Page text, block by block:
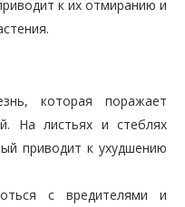
к их отмиранию и
которая поражает
На листьях и стеблях
приводит к ухудшению
с вредителями и